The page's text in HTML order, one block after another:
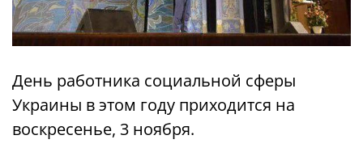
День работника социальной сферы
Украины в этом году приходится на
воскресенье, 3 ноября.